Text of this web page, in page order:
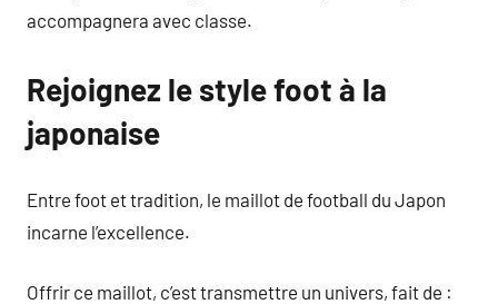
accompagnera avec classe.
Rejoignez le style foot à la
japonaise
Entre foot et tradition, le maillot de football du Japon
incarne l’excellence.
Offrir ce maillot, c’est transmettre un univers, fait de :